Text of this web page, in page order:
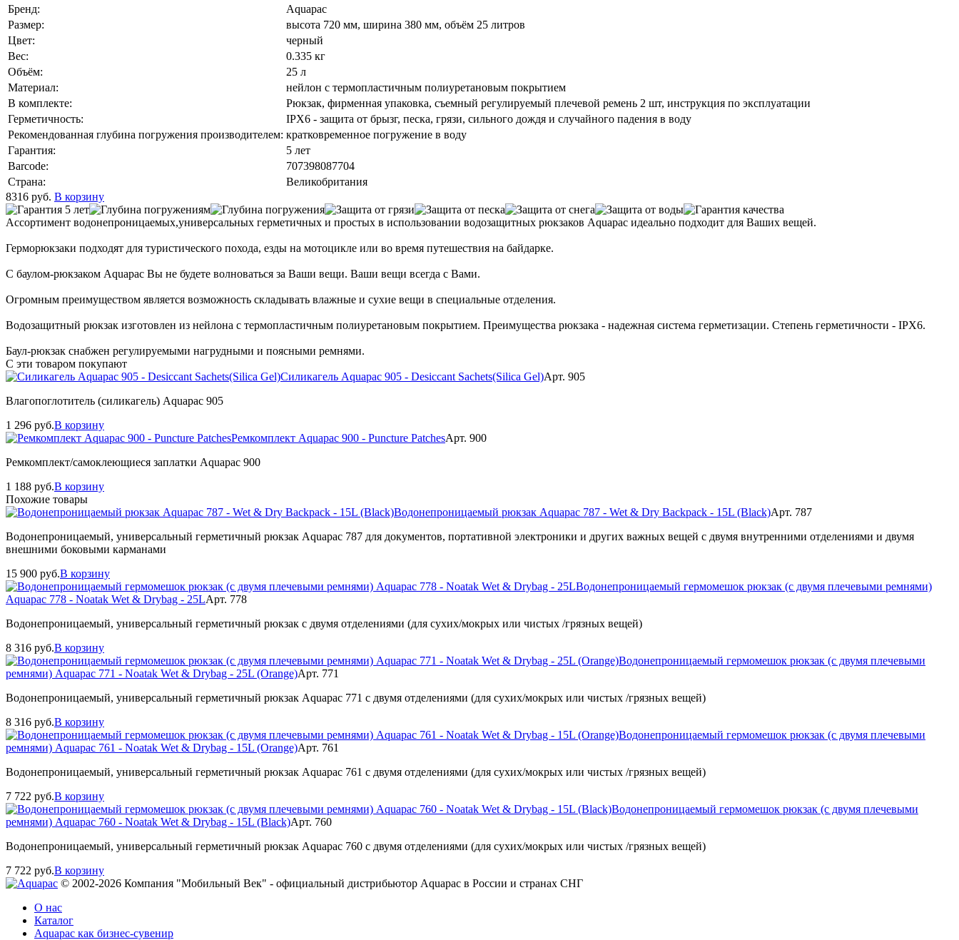
Бренд:
Aquapac
Размер:
высота 720 мм, ширина 380 мм, объём 25 литров
Цвет:
черный
Вес:
0.335 кг
Объём:
25 л
Материал:
нейлон с термопластичным полиуретановым покрытием
В комплекте:
Рюкзак, фирменная упаковка, съемный регулируемый плечевой ремень 2 шт, инструкция по эксплуатации
Герметичность:
IPX6 - защита от брызг, песка, грязи, сильного дождя и случайного падения в воду
Рекомендованная глубина погружения производителем: кратковременное погружение в воду
Гарантия:
5 лет
Barcode:
707398087704
Страна:
Великобритания
8316 руб. В корзину
Ассортимент водонепроницаемых,универсальных герметичных и простых в использовании водозащитных рюкзаков Aquapac идеально подходит для Ваших вещей.
Герморюкзаки подходят для туристического похода, езды на мотоцикле или во время путешествия на байдарке.
С баулом-рюкзаком Aquapac Вы не будете волноваться за Ваши вещи. Ваши вещи всегда с Вами.
Огромным преимуществом является возможность складывать влажные и сухие вещи в специальные отделения.
Водозащитный рюкзак изготовлен из нейлона с термопластичным полиуретановым покрытием. Преимущества рюкзака - надежная система герметизации. Степень герметичности - IPX6.
Баул-рюкзак снабжен регулируемыми нагрудными и поясными ремнями.
С эти товаром покупают
Силикагель Aquapac 905 - Desiccant Sachets(Silica Gel)Арт. 905
Влагопоглотитель (силикагель) Aquapac 905
1 296 руб.В корзину
Ремкомплект Aquapac 900 - Puncture PatchesАрт. 900
Ремкомплект/самоклеющиеся заплатки Aquapac 900
1 188 руб.В корзину
Похожие товары
Водонепроницаемый рюкзак Aquapac 787 - Wet & Dry Backpack - 15L (Black)Арт. 787
Водонепроницаемый, универсальный герметичный рюкзак Aquapac 787 для документов, портативной электроники и других важных вещей с двумя внутренними отделениями и двумя
внешними боковыми карманами
15 900 руб.В корзину
Водонепроницаемый гермомешок рюкзак (с двумя плечевыми ремнями)
Aquapac 778 - Noatak Wet & Drybag - 25LАрт. 778
Водонепроницаемый, универсальный герметичный рюкзак с двумя отделениями (для сухих/мокрых или чистых /грязных вещей)
8 316 руб.В корзину
Водонепроницаемый гермомешок рюкзак (с двумя плечевыми
ремнями) Aquapac 771 - Noatak Wet & Drybag - 25L (Orange)Арт. 771
Водонепроницаемый, универсальный герметичный рюкзак Aquapac 771 с двумя отделениями (для сухих/мокрых или чистых /грязных вещей)
8 316 руб.В корзину
Водонепроницаемый гермомешок рюкзак (с двумя плечевыми
ремнями) Aquapac 761 - Noatak Wet & Drybag - 15L (Orange)Арт. 761
Водонепроницаемый, универсальный герметичный рюкзак Aquapac 761 с двумя отделениями (для сухих/мокрых или чистых /грязных вещей)
7 722 руб.В корзину
Водонепроницаемый гермомешок рюкзак (с двумя плечевыми
ремнями) Aquapac 760 - Noatak Wet & Drybag - 15L (Black)Арт. 760
Водонепроницаемый, универсальный герметичный рюкзак Aquapac 760 с двумя отделениями (для сухих/мокрых или чистых /грязных вещей)
7 722 руб.В корзину
© 2002-2026 Компания "Мобильный Век" - официальный дистрибьютор Aquapac в России и странах СНГ
О нас
Каталог
Aquapac как бизнес-сувенир